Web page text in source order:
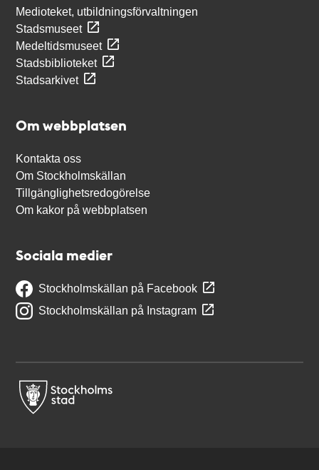
Medioteket, utbildningsförvaltningen
Stadsmuseet
Medeltidsmuseet
Stadsbiblioteket
Stadsarkivet
Om webbplatsen
Kontakta oss
Om Stockholmskällan
Tillgänglighetsredogörelse
Om kakor på webbplatsen
Sociala medier
Stockholmskällan på Facebook
Stockholmskällan på Instagram